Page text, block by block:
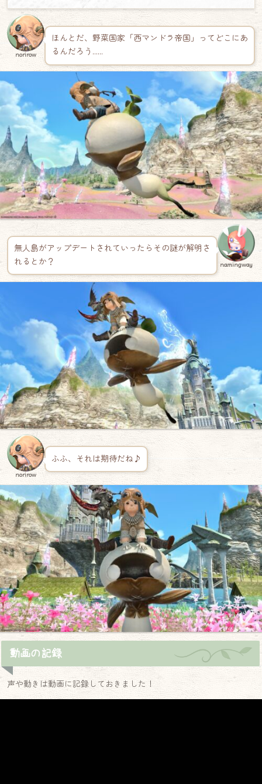
norirow
ほんとだ、野菜国家「西マンドラ帝国」ってどこにあ
るんだろう……
無人島がアップデートされていったらその謎が解明さ
れるとか？
namingway
norirow
ふふ、それは期待だね♪
動画の記録
声や動きは動画に記録しておきました！